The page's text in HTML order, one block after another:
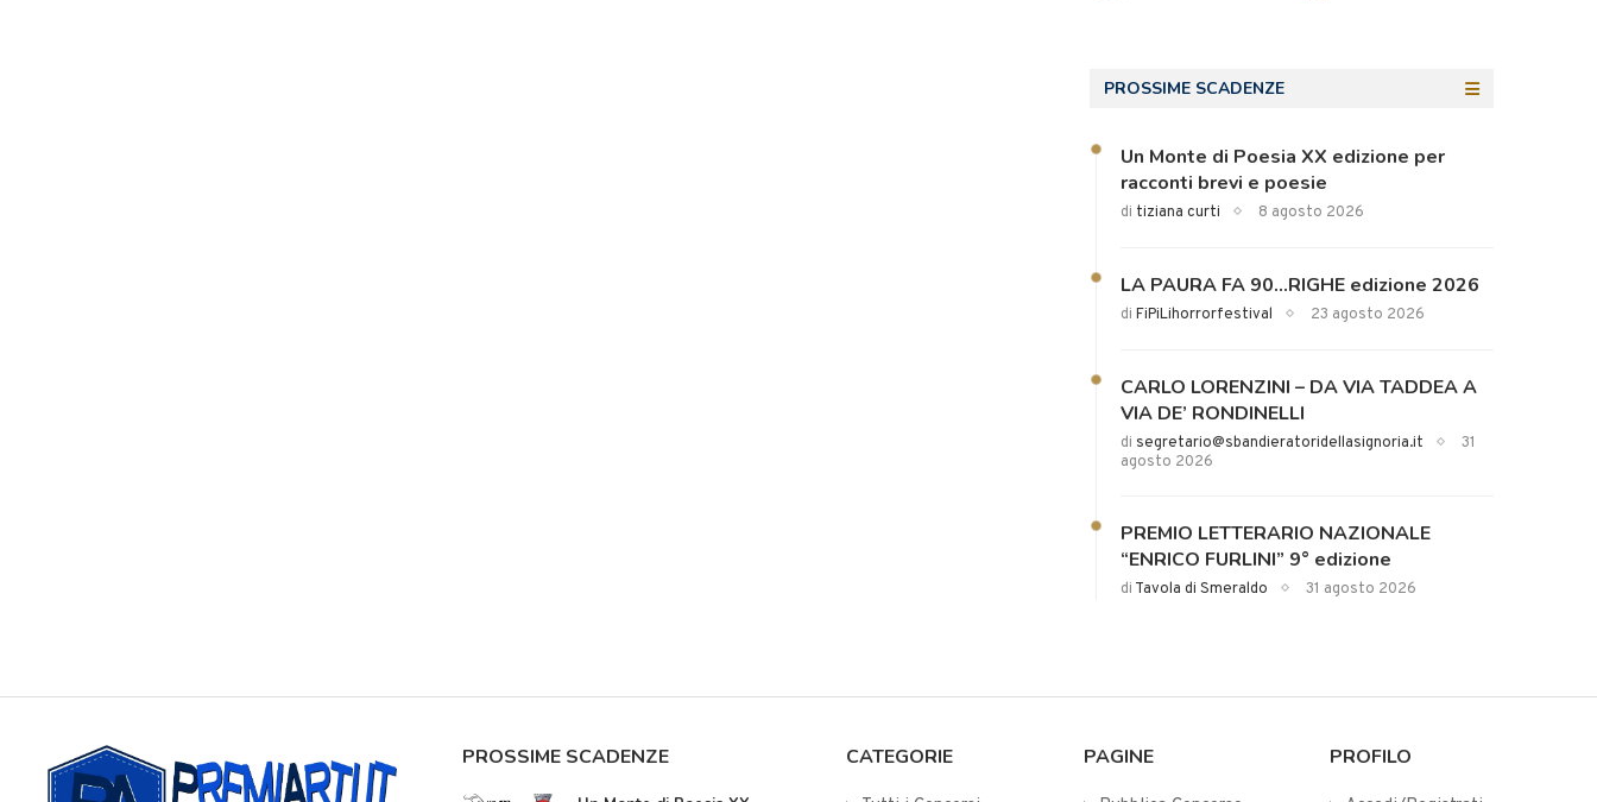
PROSSIME SCADENZE
Un Monte di Poesia XX edizione per
racconti brevi e poesie
di tiziana curti 8 agosto 2026
LA PAURA FA 90…RIGHE edizione 2026
di FiPiLihorrorfestival 23 agosto 2026
CARLO LORENZINI – DA VIA TADDEA A
VIA DE’ RONDINELLI
di segretario@sbandieratoridellasignoria.it
31
agosto 2026
PREMIO LETTERARIO NAZIONALE
“ENRICO FURLINI” 9° edizione
di Tavola di Smeraldo 31 agosto 2026
PROSSIME SCADENZE CATEGORIE PAGINE PROFILO